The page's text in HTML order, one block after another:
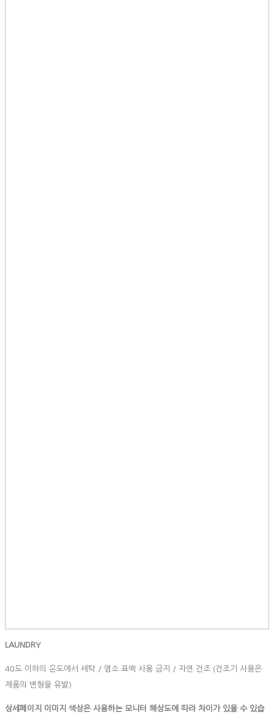
LAUNDRY
40도 이하의 온도에서 세탁 / 염소 표백 사용 금지 / 자연 건조 (건조기 사용은
제품의 변형을 유발)
상세페이지 이미지 색상은 사용하는 모니터 해상도에 따라 차이가 있을 수 있습